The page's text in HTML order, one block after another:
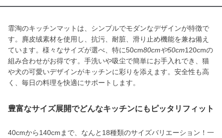
霏淘のキッチンマットは、シンプルでモダンなデザインが特徴で
す。麂皮绒素材を使用し、抗污、耐脏、滑り止め機能を兼ね備え
ています。様々なサイズが選べ、特に50cm80cmや50cm120cmの
組み合わせがお得です。手洗いや吸尘で簡単にお手入れでき、猫
や犬の可愛いデザインがキッチンに彩りを添えます。安全性も高
く、毎日の料理を快適にサポートします。
豊富なサイズ展開でどんなキッチンにもピッタリフィット
40cmから140cmまで、なんと18種類のサイズバリエーション！一